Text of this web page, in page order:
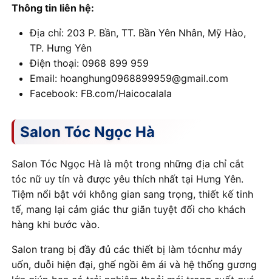
Thông tin liên hệ:
Địa chỉ: 203 P. Bần, TT. Bần Yên Nhân, Mỹ Hào,
TP. Hưng Yên
Điện thoại: 0968 899 959
Email: hoanghung0968899959@gmail.com
Facebook: FB.com/Haicocalala
Salon Tóc Ngọc Hà
Salon Tóc Ngọc Hà là một trong những địa chỉ cắt
tóc nữ uy tín và được yêu thích nhất tại Hưng Yên.
Tiệm nổi bật với không gian sang trọng, thiết kế tinh
tế, mang lại cảm giác thư giãn tuyệt đối cho khách
hàng khi bước vào.
Salon trang bị đầy đủ các thiết bị làm tócnhư máy
uốn, duỗi hiện đại, ghế ngồi êm ái và hệ thống gương